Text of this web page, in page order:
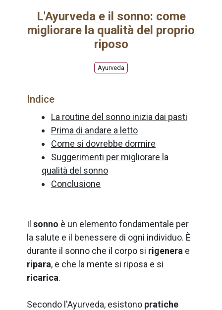
L'Ayurveda e il sonno: come
migliorare la qualità del proprio
riposo
Ayurveda
Indice
La routine del sonno inizia dai pasti
Prima di andare a letto
Come si dovrebbe dormire
Suggerimenti per migliorare la
qualità del sonno
Conclusione
Il sonno è un elemento fondamentale per
la salute e il benessere di ogni individuo. È
durante il sonno che il corpo si rigenera e
ripara, e che la mente si riposa e si
ricarica.
Secondo l'Ayurveda, esistono pratiche